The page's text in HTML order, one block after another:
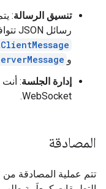
تنسيق الرسالة:
رسائل JSON تتوافق مع بُنيتَي
و
إدارة الجلسة:
WebSocket.
المصادقة
تتم عملية المصادقة